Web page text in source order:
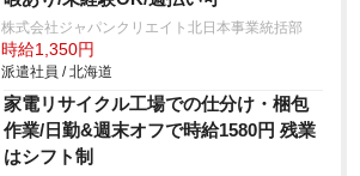
株式会社ジャパンクリエイト北日本事業統括部
時給1,350円
派遣社員 / 北海道
家電リサイクル工場での仕分け・梱包
作業/日勤&週末オフで時給1580円 残業
はシフト制